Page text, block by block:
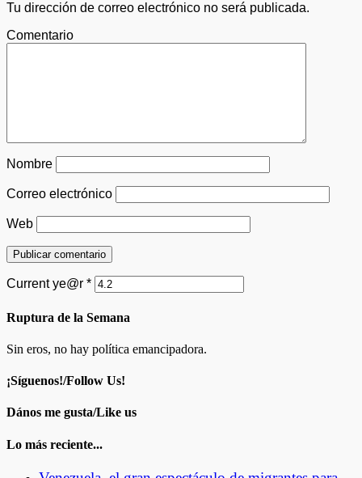
Tu dirección de correo electrónico no será publicada.
Comentario
Nombre
Correo electrónico
Web
Current ye@r *
Ruptura de la Semana
Sin eros, no hay política emancipadora.
¡Síguenos!/Follow Us!
Dános me gusta/Like us
Lo más reciente...